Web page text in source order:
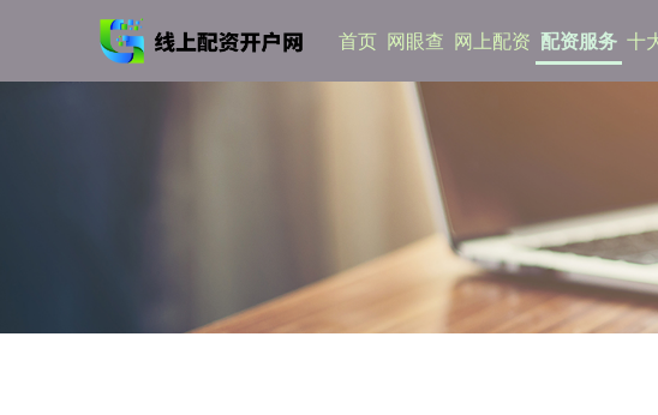
首页 网眼查 网上配资 配资服务 十